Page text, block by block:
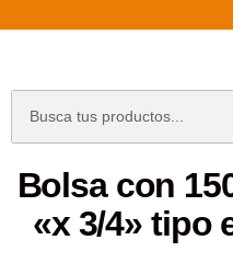
Bolsa con
«x 3/4» tipo